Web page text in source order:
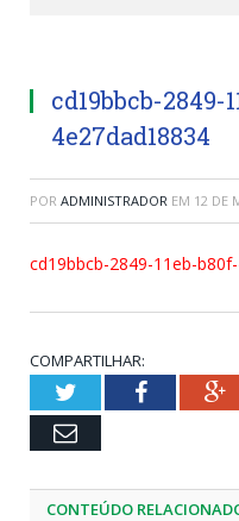
cd19bbcb-2849-
4e27dad18834
POR ADMINISTRADOR EM 12 DE
cd19bbcb-2849-11eb-
COMPARTILHAR:
TwitterFacebook
Email
CONTEÚDO